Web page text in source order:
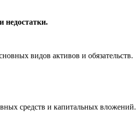
недостатки.
видов активов и обязательств.
средств и капитальных вложений.